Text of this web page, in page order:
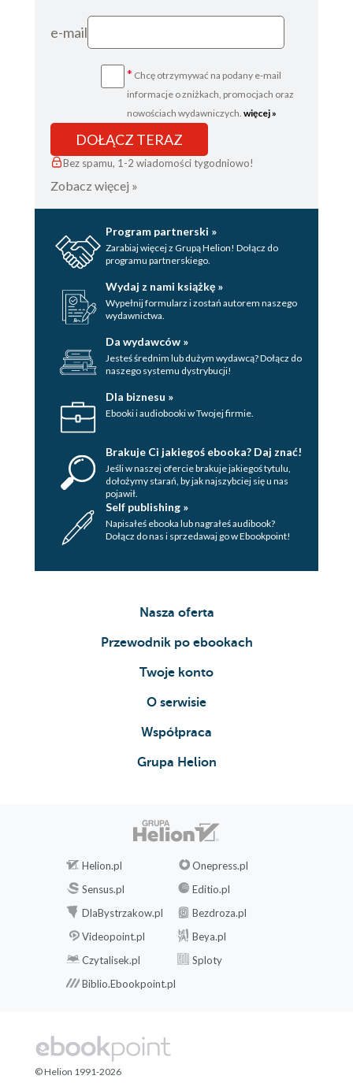
e-mail
* Chcę otrzymywać na podany e-mail
informacje o zniżkach, promocjach oraz
nowościach wydawniczych. więcej »
DOŁĄCZ TERAZ
Bez spamu, 1-2 wiadomości tygodniowo!
Zobacz więcej »
Program partnerski »
Zarabiaj więcej z Grupą Helion! Dołącz do
programu partnerskiego.
Wydaj z nami książkę »
Wypełnij formularz i zostań autorem naszego
wydawnictwa.
Da wydawców »
Jesteś średnim lub dużym wydawcą? Dołącz do
naszego systemu dystrybucji!
Dla biznesu »
Ebooki i audiobooki w Twojej firmie.
Brakuje Ci jakiegoś ebooka? Daj znać!
Jeśli w naszej ofercie brakuje jakiegoś tytulu,
dołożymy starań, by jak najszybciej się u nas
pojawił.
Self publishing »
Napisałeś ebooka lub nagrałeś audibook?
Dołącz do nas i sprzedawaj go w Ebookpoint!
Nasza oferta
Przewodnik po ebookach
Twoje konto
O serwisie
Współpraca
Grupa Helion
Helion.pl
Onepress.pl
Sensus.pl
Editio.pl
DlaBystrzakow.pl
Bezdroza.pl
Videopoint.pl
Beya.pl
Czytalisek.pl
Sploty
Biblio.Ebookpoint.pl
© Helion 1991-2026